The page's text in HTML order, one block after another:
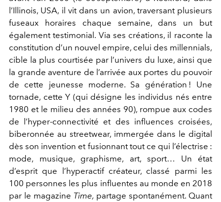
l’Illinois, USA, il vit dans un avion, traversant plusieurs
fuseaux horaires chaque semaine, dans un but
également testimonial. Via ses créations, il raconte la
constitution d’un nouvel empire, celui des millennials,
cible la plus courtisée par l’univers du luxe, ainsi que
la grande aventure de l’arrivée aux portes du pouvoir
de cette jeunesse moderne. Sa génération ! Une
tornade, cette Y (qui désigne les individus nés entre
1980 et le milieu des années 90), rompue aux codes
de l’hyper-connectivité et des influences croisées,
biberonnée au streetwear, immergée dans le digital
dès son invention et fusionnant tout ce qui l’électrise :
mode, musique, graphisme, art, sport… Un état
d’esprit que l’hyperactif créateur, classé parmi les
100 personnes les plus influentes au monde en 2018
par le magazine Time, partage spontanément. Quant